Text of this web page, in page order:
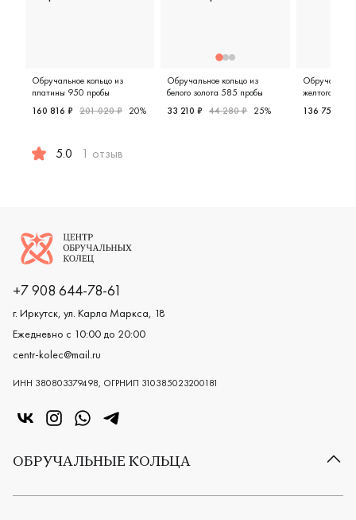
Обручальное кольцо из
платины 950 пробы
160 816 ₽ 201 020 ₽ 20%
5.0 1 отзыв
Обручальное кольцо из
белого золота 585 пробы
33 210 ₽ 44 280 ₽ 25%
желтого
136 752 ₽
Логотип компании
+7 908 644-78-61
г. Иркутск, ул. Карла Маркса, 18
Ежедневно с 10:00 до 20:00
centr-kolec@mail.ru
ИНН 380803379498, ОГРНИП 310385023200181
«Центр колец» в VK
«Центр колец» в Instagram
«Центр колец» в Whatsapp
«Центр колец» в Telegram
ОБРУЧАЛЬНЫЕ КОЛЬЦА
Все обручальные кольца